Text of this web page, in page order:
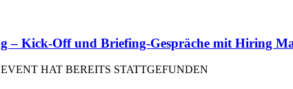
– Kick-Off und Briefing-Gespräche mit Hiring
HAT BEREITS STATTGEFUNDEN